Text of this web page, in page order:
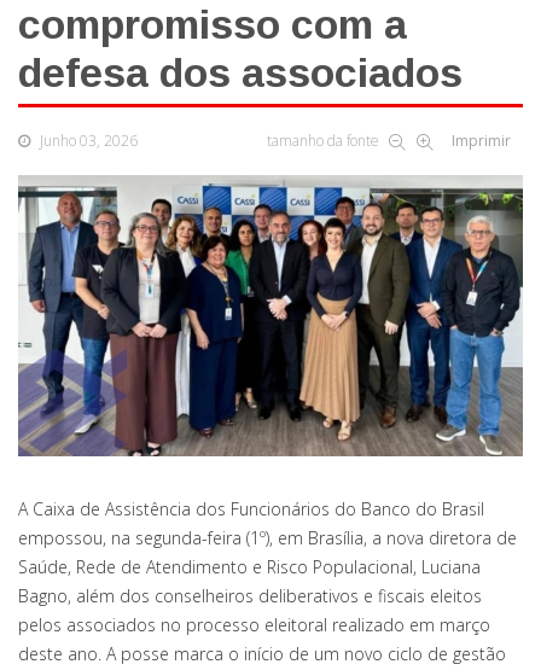
compromisso com a
defesa dos associados
Junho 03, 2026 tamanho da fonte Imprimir
A Caixa de Assistência dos Funcionários do Banco do Brasil
empossou, na segunda-feira (1º), em Brasília, a nova diretora de
Saúde, Rede de Atendimento e Risco Populacional, Luciana
Bagno, além dos conselheiros deliberativos e fiscais eleitos
pelos associados no processo eleitoral realizado em março
deste ano. A posse marca o início de um novo ciclo de gestão